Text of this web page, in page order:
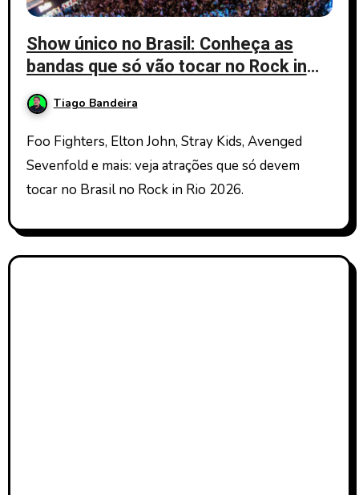
Show único no Brasil: Conheça as
bandas que só vão tocar no Rock in
Rio 2026
Tiago Bandeira
Foo Fighters, Elton John, Stray Kids, Avenged
Sevenfold e mais: veja atrações que só devem
tocar no Brasil no Rock in Rio 2026.